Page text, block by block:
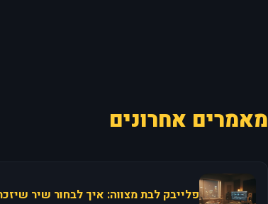
מאמרים אחרונים
פלייבק לבת מצווה: איך לבחור שיר